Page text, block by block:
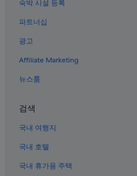
세라 호텔
히가시히로시마 역 근처 호텔
오쿠노시마 섬 독가스 박물관 근처
다케하라 아키나가하마 역의 게스
오노미치시의 스파가 있는 리조트
오쿠노시마 섬 호텔
히가시히로시마 하치혼마츠 역의
히가시히로시마 호텔
히가시히로시마 하치혼마츠 역 근
숙박 시설 등록
파트너십
광고
Affiliate Marketing
뉴스룸
검색
국내 여행지
국내 호텔
국내 휴가용 주택